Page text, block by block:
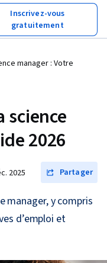
Inscrivez-vous
gratuitement
manager : Votre
science
2026
2025 Partager
manager, y compris
d’emploi et